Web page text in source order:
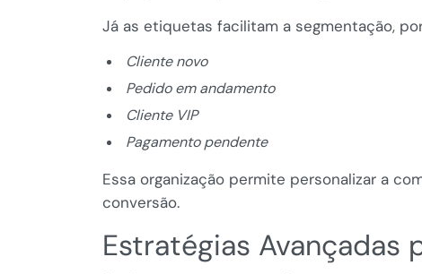
Já as etiquetas facilitam a segmentação,
Cliente novo
Pedido em andamento
Cliente VIP
Pagamento pendente
Essa organização permite personalizar a
conversão.
Estratégias Avançadas